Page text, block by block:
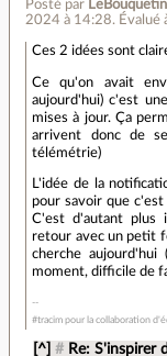
Posté par LeBouquetin
2024 à 14:28. Évalué
Ces 2 idées sont
Ce qu'on avait
aujourd'hui) c'est
mises à jour. Ça
arrivent donc de
télémétrie)
L'idée de la
pour savoir que
C'est d'autant plus
retour avec un petit
cherche
moment, difficile de
#tracim pour la collaboration
[^] # Re: S'inspirer